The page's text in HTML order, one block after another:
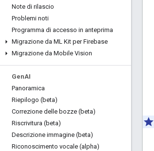
Note di rilascio
Problemi noti
Programma di accesso in anteprima
Migrazione da ML Kit per Firebase
Migrazione da Mobile Vision
GenAI
Panoramica
Riepilogo (beta)
Correzione delle bozze (beta)
Riscrivitura (beta)
Descrizione immagine (beta)
Riconoscimento vocale (alpha)